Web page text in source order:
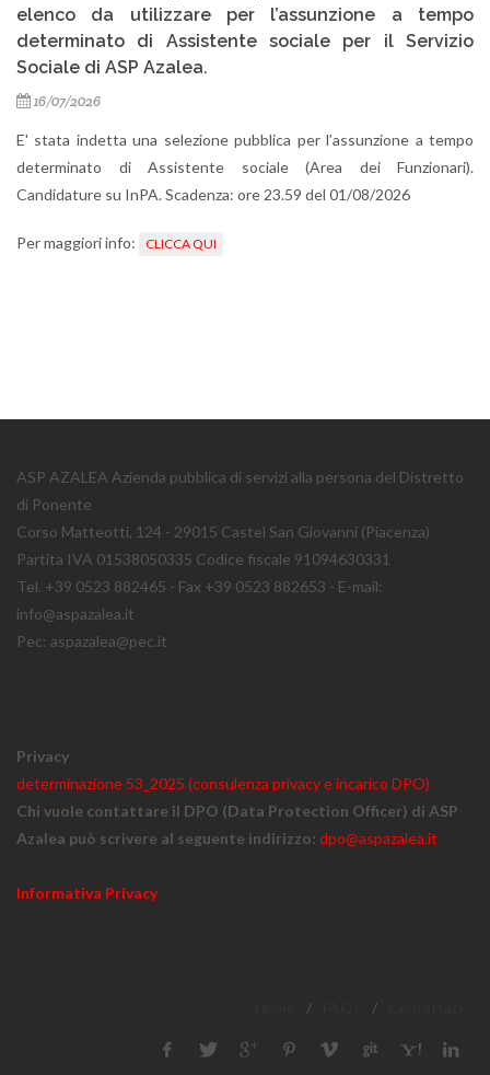
a tempo
per il Servizio
a tempo
dei Funzionari).
01/08/2026
02/07/2026
Si informa che la linea telefonica fissa
ASP AZALEA Azienda pubblica di servizi alla persona del Distretto
di Ponente
Corso Matteotti, 124 - 29015 Castel San Giovanni (Piacenza)
Partita IVA 01538050335 Codice fiscale 91094630331
Tel. +39 0523 882465 - Fax +39 0523 882653 - E-mail:
info@aspazalea.it
Pec: aspazalea@pec.it
Privacy
determinazione 53_2025 (consulenza privacy e incarico DPO)
Chi vuole contattare il DPO (Data Protection Officer) di ASP
Azalea può scrivere al seguente indirizzo: dpo@aspazalea.it
Informativa Privacy
/ /